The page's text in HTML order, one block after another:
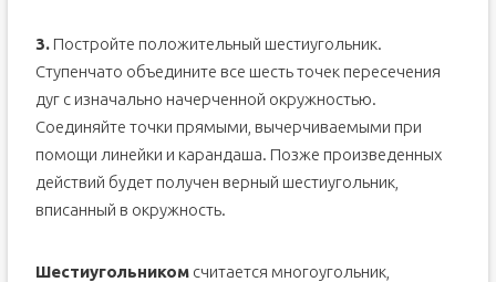
3.Постройте положительный шестиугольник.
Ступенчато объедините все шесть точек пересечения
дуг с изначально начерченной окружностью.
Соединяйте точки прямыми, вычерчиваемыми при
помощи линейки и карандаша. Позже произведенных
действий будет получен верный шестиугольник,
вписанный в окружность.
Шестиугольникомсчитается многоугольник,